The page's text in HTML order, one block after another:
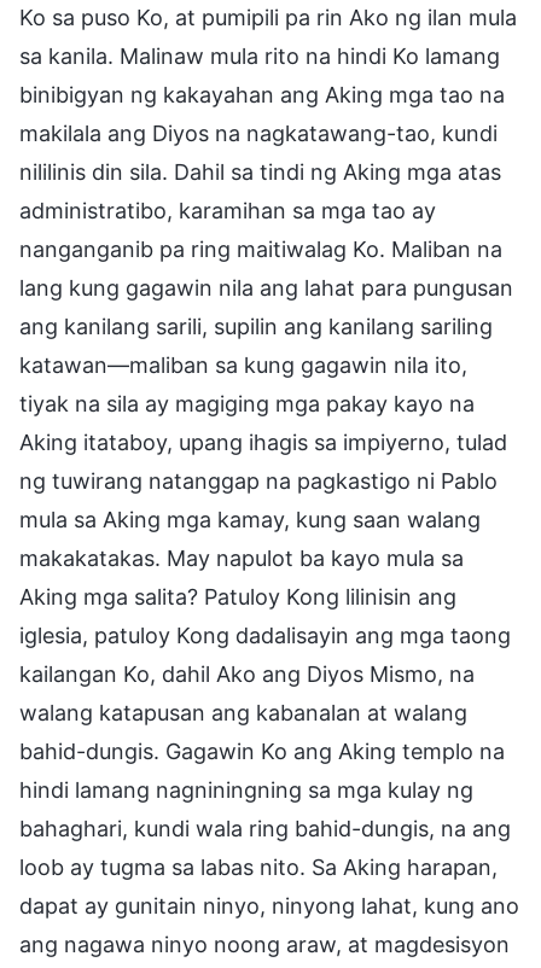
Ko sa puso Ko, at pumipili pa rin Ako ng ilan mula
sa kanila. Malinaw mula rito na hindi Ko lamang
binibigyan ng kakayahan ang Aking mga tao na
makilala ang Diyos na nagkatawang-tao, kundi
nililinis din sila. Dahil sa tindi ng Aking mga atas
administratibo, karamihan sa mga tao ay
nanganganib pa ring maitiwalag Ko. Maliban na
lang kung gagawin nila ang lahat para pungusan
ang kanilang sarili, supilin ang kanilang sariling
katawan—maliban sa kung gagawin nila ito,
tiyak na sila ay magiging mga pakay kayo na
Aking itataboy, upang ihagis sa impiyerno, tulad
ng tuwirang natanggap na pagkastigo ni Pablo
mula sa Aking mga kamay, kung saan walang
makakatakas. May napulot ba kayo mula sa
Aking mga salita? Patuloy Kong lilinisin ang
iglesia, patuloy Kong dadalisayin ang mga taong
kailangan Ko, dahil Ako ang Diyos Mismo, na
walang katapusan ang kabanalan at walang
bahid-dungis. Gagawin Ko ang Aking templo na
hindi lamang nagniningning sa mga kulay ng
bahaghari, kundi wala ring bahid-dungis, na ang
loob ay tugma sa labas nito. Sa Aking harapan,
dapat ay gunitain ninyo, ninyong lahat, kung ano
ang nagawa ninyo noong araw, at magdesisyon